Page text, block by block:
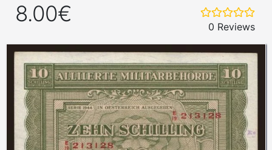
8.00€
0 Reviews